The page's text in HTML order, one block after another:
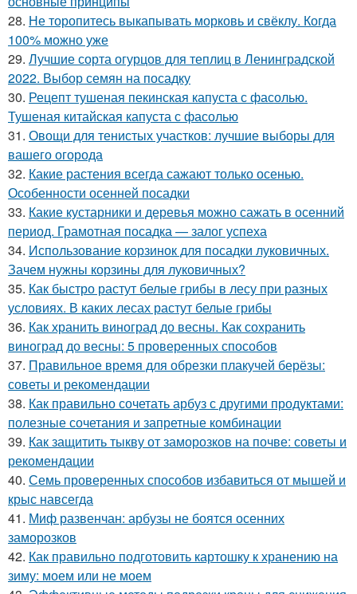
28. Не торопитесь выкапывать морковь и свёклу. Когда
100% можно уже
29. Лучшие сорта огурцов для теплиц в Ленинградской
2022. Выбор семян на посадку
30. Рецепт тушеная пекинская капуста с фасолью.
Тушеная китайская капуста с фасолью
31. Овощи для тенистых участков: лучшие выборы для
вашего огорода
32. Какие растения всегда сажают только осенью.
Особенности осенней посадки
33. Какие кустарники и деревья можно сажать в осенний
период. Грамотная посадка — залог успеха
34. Использование корзинок для посадки луковичных.
Зачем нужны корзины для луковичных?
35. Как быстро растут белые грибы в лесу при разных
условиях. В каких лесах растут белые грибы
36. Как хранить виноград до весны. Как сохранить
виноград до весны: 5 проверенных способов
37. Правильное время для обрезки плакучей берёзы:
советы и рекомендации
38. Как правильно сочетать арбуз с другими продуктами:
полезные сочетания и запретные комбинации
39. Как защитить тыкву от заморозков на почве: советы и
рекомендации
40. Семь проверенных способов избавиться от мышей и
крыс навсегда
41. Миф развенчан: арбузы не боятся осенних
заморозков
42. Как правильно подготовить картошку к хранению на
зиму: моем или не моем